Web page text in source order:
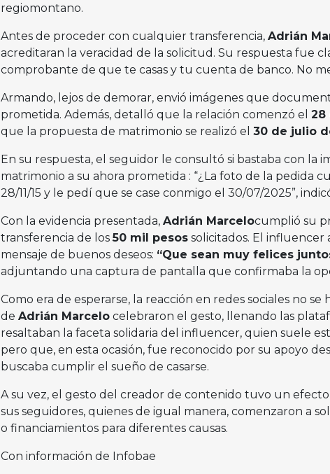
regiomontano.
Antes de proceder con cualquier transferencia, Adrián
acreditaran la veracidad de la solicitud. Su respuesta fue
comprobante de que te casas y tu cuenta de banco. No
Armando, lejos de demorar, envió imágenes que
prometida. Además, detalló que la relación comenzó el 28
que la propuesta de matrimonio se realizó el 30 de julio
En su respuesta, el seguidor le consultó si bastaba con la
matrimonio a su ahora prometida : “¿La foto de la pedida
28/11/15 y le pedí que se case conmigo el 30/07/2025”,
Con la evidencia presentada, Adrián Marcelocumplió su
transferencia de los50 mil pesossolicitados. El influencer
mensaje de buenos deseos: “Que sean muy felices
adjuntando una captura de pantalla que confirmaba la
Como era de esperarse, la reacción en redes sociales no se
de Adrián Marcelocelebraron el gesto, llenando las
resaltaban la faceta solidaria del influencer, quien suele
pero que, en esta ocasión, fue reconocido por su apoyo
buscaba cumplir el sueño de casarse.
A su vez, el gesto del creador de contenido tuvo un
sus seguidores, quienes de igual manera, comenzaron a
o financiamientos para diferentes causas.
Con información de Infobae